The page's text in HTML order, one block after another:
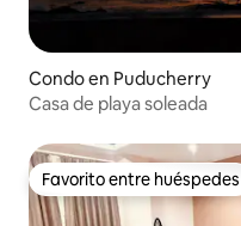
Condo en Puducherry
Casa de playa soleada
Favorito entre huéspedes
Favorito entre huéspedes